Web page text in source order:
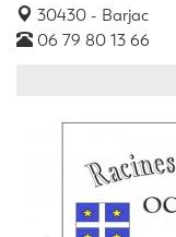
30430 - Barjac
06 79 80 13 66